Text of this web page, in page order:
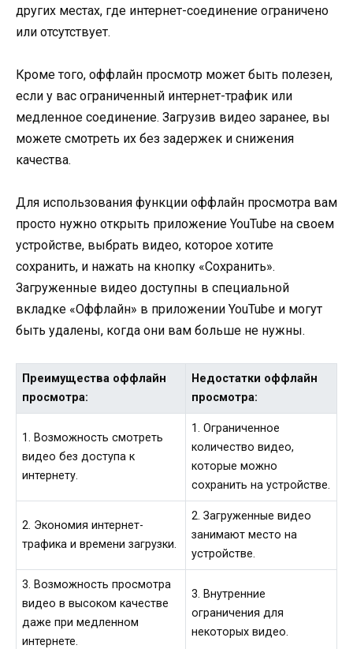
других местах, где интернет-соединение ограничено
или отсутствует.
Кроме того, оффлайн просмотр может быть полезен,
если у вас ограниченный интернет-трафик или
медленное соединение. Загрузив видео заранее, вы
можете смотреть их без задержек и снижения
качества.
Для использования функции оффлайн просмотра вам
просто нужно открыть приложение YouTube на своем
устройстве, выбрать видео, которое хотите
сохранить, и нажать на кнопку «Сохранить».
Загруженные видео доступны в специальной
вкладке «Оффлайн» в приложении YouTube и могут
быть удалены, когда они вам больше не нужны.
Преимущества оффлайн
просмотра:
Недостатки оффлайн
просмотра:
1. Возможность смотреть
видео без доступа к
интернету.
1. Ограниченное
количество видео,
которые можно
сохранить на устройстве.
2. Экономия интернет-
трафика и времени загрузки.
2. Загруженные видео
занимают место на
устройстве.
3. Возможность просмотра
видео в высоком качестве
даже при медленном
интернете.
3. Внутренние
ограничения для
некоторых видео.